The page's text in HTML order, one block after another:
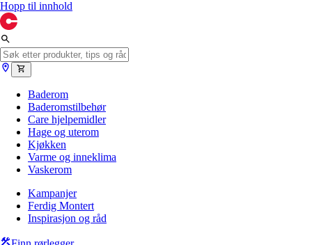
Hopp til innhold
Baderom
Baderomstilbehør
Care hjelpemidler
Hage og uterom
Kjøkken
Varme og inneklima
Vaskerom
Kampanjer
Ferdig Montert
Inspirasjon og råd